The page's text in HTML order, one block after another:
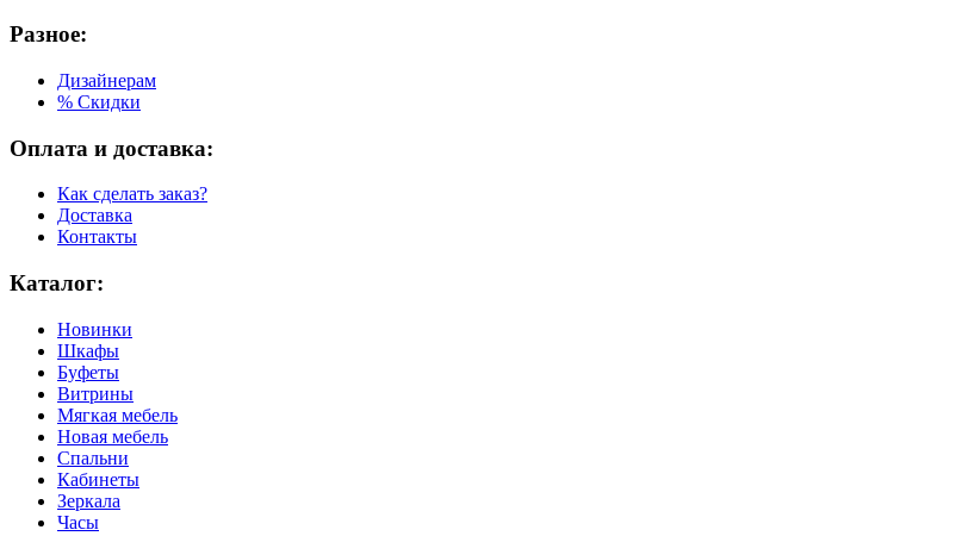
Разное:
Дизайнерам
% Скидки
Оплата и доставка:
Как сделать заказ?
Доставка
Контакты
Каталог:
Новинки
Шкафы
Буфеты
Витрины
Мягкая мебель
Новая мебель
Спальни
Кабинеты
Зеркала
Часы